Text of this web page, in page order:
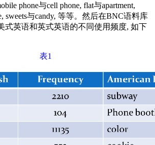
phone与cell phone, flat与apartment,
sweets与candy, 等等。然后在BNC语料库
式英语和英式英语的不同使用频度, 如下
表1